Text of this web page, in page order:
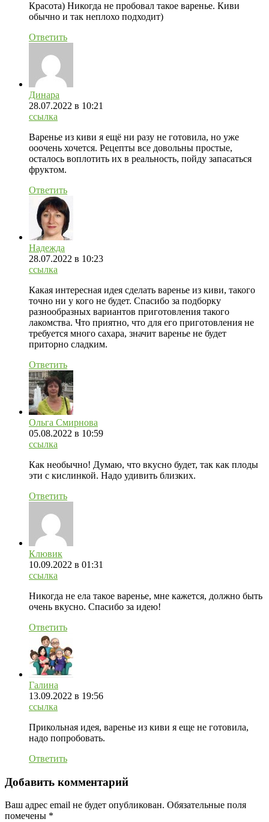
Красота) Никогда не пробовал такое варенье. Киви
обычно и так неплохо подходит)
Ответить
Динара
28.07.2022 в 10:21
ссылка
Варенье из киви я ещё ни разу не готовила, но уже
ооочень хочется. Рецепты все довольны простые,
осталось воплотить их в реальность, пойду запасаться
фруктом.
Ответить
Надежда
28.07.2022 в 10:23
ссылка
Какая интересная идея сделать варенье из киви, такого
точно ни у кого не будет. Спасибо за подборку
разнообразных вариантов приготовления такого
лакомства. Что приятно, что для его приготовления не
требуется много сахара, значит варенье не будет
приторно сладким.
Ответить
Ольга Смирнова
05.08.2022 в 10:59
ссылка
Как необычно! Думаю, что вкусно будет, так как плоды
эти с кислинкой. Надо удивить близких.
Ответить
Клювик
10.09.2022 в 01:31
ссылка
Никогда не ела такое варенье, мне кажется, должно быть
очень вкусно. Спасибо за идею!
Ответить
Галина
13.09.2022 в 19:56
ссылка
Прикольная идея, варенье из киви я еще не готовила,
надо попробовать.
Ответить
Добавить комментарий
Ваш адрес email не будет опубликован. Обязательные поля
помечены *